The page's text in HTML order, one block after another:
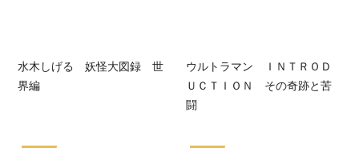
水木しげる 妖怪大図録 世
界編
ウルトラマン ＩＮＴＲＯＤ
ＵＣＴＩＯＮ その奇跡と苦
闘